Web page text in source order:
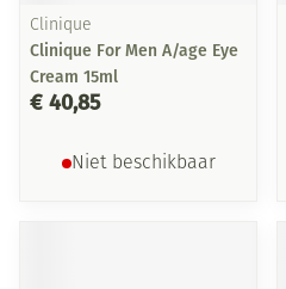
Clinique
Clinique For Men A/age Eye
Cream 15ml
€ 40,85
Niet beschikbaar